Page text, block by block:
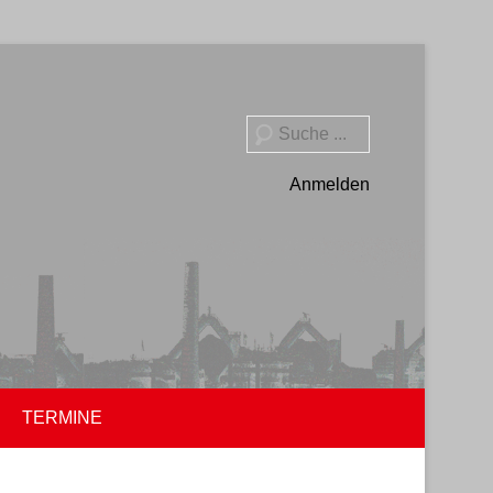
Suche
Anmelden
TERMINE